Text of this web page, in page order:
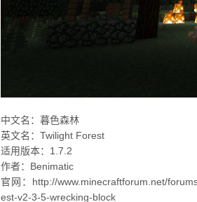
中文名：暮色森林
英文名：Twilight Forest
适用版本：1.7.2
作者：Benimatic
官网：http://www.minecraftforum.net/
est-v2-3-5-wrecking-block